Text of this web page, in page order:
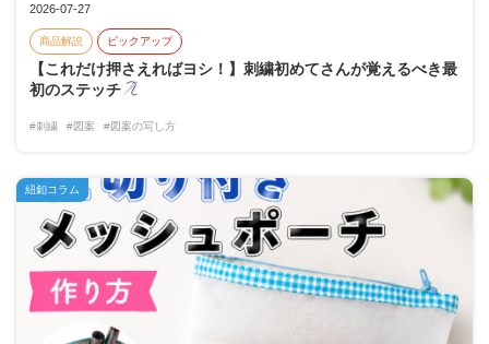
2026-07-27
商品解説 ピックアップ
【これだけ押さえればヨシ！】刺繍初めてさんが覚えるべき最
初のステッチ
#刺繍 #図案 #図案の写し方
紐釦コラム